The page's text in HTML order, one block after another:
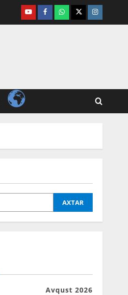
YoutubeFacebook
Whatsapp
TwitterInstagram
AXTAR
Avqust 2026